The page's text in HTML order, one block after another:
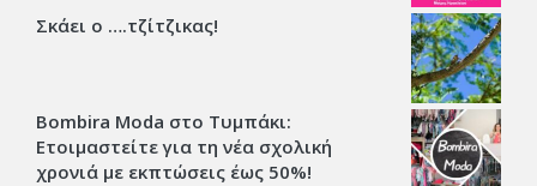
Σκάει ο ….τζίτζικας!
Bombira Moda στο Τυμπάκι:
Ετοιμαστείτε για τη νέα σχολική
χρονιά με εκπτώσεις έως 50%!